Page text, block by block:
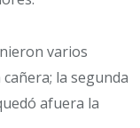
varios
la segunda
afuera la